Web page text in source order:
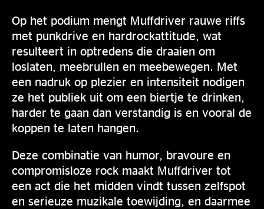
Op het podium mengt Muffdriver rauwe riffs
met punkdrive en hardrockattitude, wat
resulteert in optredens die draaien om
loslaten, meebrullen en meebewegen. Met
een nadruk op plezier en intensiteit nodigen
ze het publiek uit om een biertje te drinken,
harder te gaan dan verstandig is en vooral de
koppen te laten hangen.
Deze combinatie van humor, bravoure en
compromisloze rock maakt Muffdriver tot
een act die het midden vindt tussen zelfspot
en serieuze muzikale toewijding, en daarmee